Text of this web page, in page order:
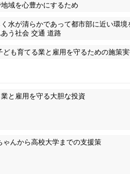
域を心豊かにするため
水が清らかであって都市部に近い環境
う社会 交通 道路
ども育てる業と雇用を守るための施策
と雇用を守る大胆な投資
ゃんから高校大学までの支援策